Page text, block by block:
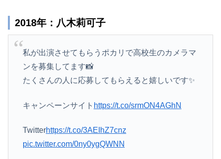
2018年：八木莉可子
私が出演させてもらうポカリで高校生のカメラマ
ンを募集してます📸
たくさんの人に応募してもらえると嬉しいです✨
キャンペーンサイト https://t.co/srmON4AGhN
Twitterhttps://t.co/3AEIhZ7cnz
pic.twitter.com/0ny0ygQWNN